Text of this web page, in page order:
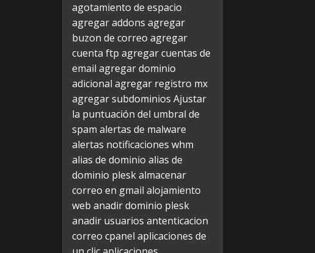
agotamiento de espacio
agregar addons agregar
buzon de correo agregar
cuenta ftp agregar cuentas de
email agregar dominio
adicional agregar registro mx
agregar subdominios Ajustar
la puntuación del umbral de
spam alertas de malware
alertas notificaciones whm
alias de dominio alias de
dominio pleskalmacenar
correo en gmail alojamiento
web anadir dominio plesk
anadir usuarios antenticacion
correo cpanel aplicaciones de